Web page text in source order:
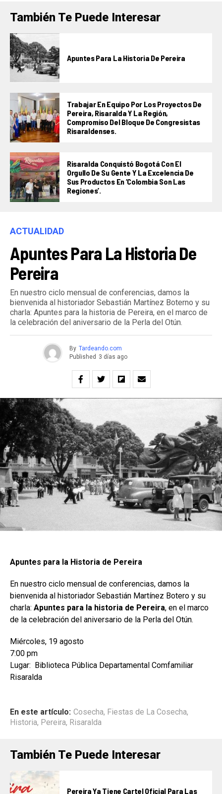
También Te Puede Interesar
Apuntes Para La Historia De Pereira
Trabajar En Equipo Por Los Proyectos De
Pereira, Risaralda Y La Región,
Compromiso Del Bloque De Congresistas
Risaraldenses.
Risaralda Conquistó Bogotá Con El
Orgullo De Su Gente Y La Excelencia De
Sus Productos En ‘Colombia Son Las
Regiones’.
ACTUALIDAD
Apuntes Para La Historia De
Pereira
En nuestro ciclo mensual de conferencias, damos la
bienvenida al historiador Sebastián Martínez Boterno y su
charla: Apuntes para la historia de Pereira, en el marco de
la celebración del aniversario de la Perla del Otún.
By Tardeando.com
Published 3 días ago
Apuntes para la Historia de Pereira
En nuestro ciclo mensual de conferencias, damos la
bienvenida al historiador Sebastián Martínez Botero y su
charla: Apuntes para la historia de Pereira, en el marco
de la celebración del aniversario de la Perla del Otún.
Miércoles, 19 agosto
7:00 pm
Lugar: Biblioteca Pública Departamental Comfamiliar
Risaralda
En este artículo: Cosecha, Fiestas de La Cosecha,
Historia, Pereira, Risaralda
También Te Puede Interesar
Pereira Ya Tiene Cartel Oficial Para Las